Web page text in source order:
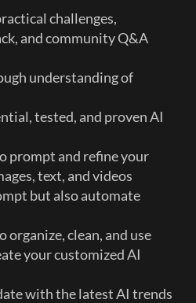
challenges,
and community Q&A
understanding of
tested, and proven AI
prompt and refine your
text, and videos
but also automate
clean, and use
your customized AI
with the latest AI trends